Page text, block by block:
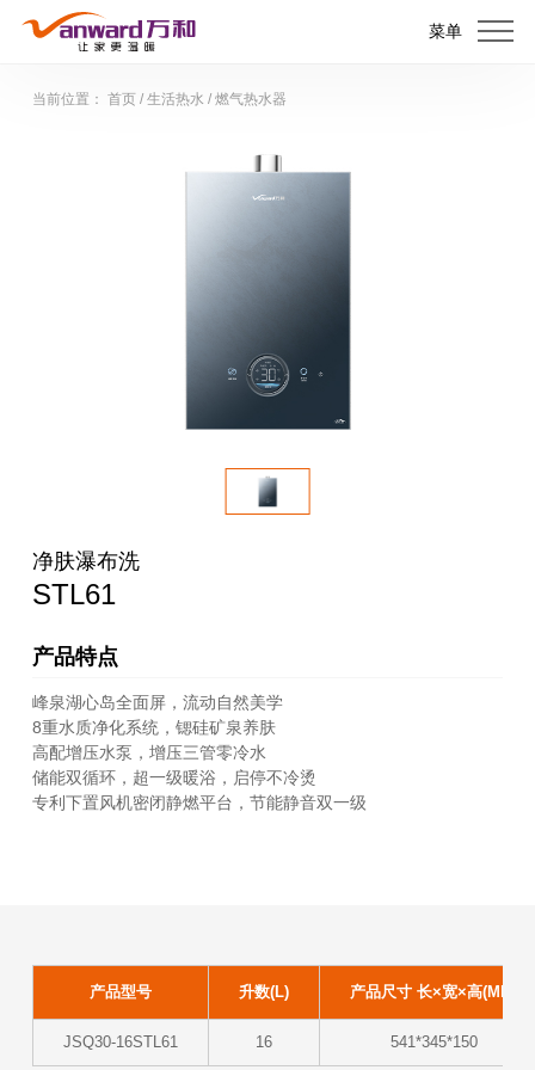
菜单
当前位置： 首页/ 生活热水 / 燃气热水器
净肤瀑布洗
STL61
产品特点
峰泉湖心岛全面屏，流动自然美学
8重水质净化系统，锶硅矿泉养肤
高配增压水泵，增压三管零冷水
储能双循环，超一级暖浴，启停不冷烫
专利下置风机密闭静燃平台，节能静音双一级
产品型号 升数(L) 产品尺寸 长×宽×高(MM)
JSQ30-16STL61 16 541*345*150